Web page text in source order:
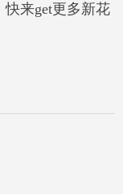
来get更多新花